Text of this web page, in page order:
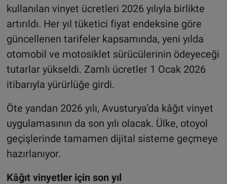
kullanılan vinyet ücretleri 2026 yılıyla birlikte
artırıldı. Her yıl tüketici fiyat endeksine göre
güncellenen tarifeler kapsamında, yeni yılda
otomobil ve motosiklet sürücülerinin ödeyeceği
tutarlar yükseldi. Zamlı ücretler 1 Ocak 2026
itibarıyla yürürlüğe girdi.
Öte yandan 2026 yılı, Avusturya’da kâğıt vinyet
uygulamasının da son yılı olacak. Ülke, otoyol
geçişlerinde tamamen dijital sisteme geçmeye
hazırlanıyor.
Kâğıt vinyetler için son yıl